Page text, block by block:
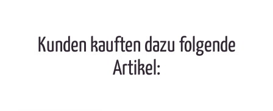
Kunden kauften dazu folgende
Artikel: